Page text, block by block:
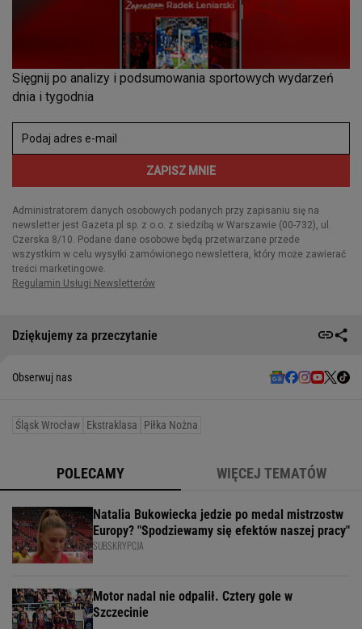
Dziękujemy za przeczytanie
Obserwuj nas
Śląsk Wrocław Ekstraklasa Piłka Nożna
POLECAMY WIĘCEJ TEMATÓW
Natalia Bukowiecka jedzie po medal mistrzostw
Europy? "Spodziewamy się efektów naszej pracy"
SUBSKRYPCJA
Motor nadal nie odpalił. Cztery gole w
Szczecinie